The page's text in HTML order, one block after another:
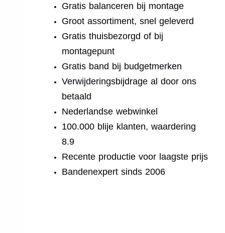
Gratis balanceren bij montage
Groot assortiment, snel geleverd
Gratis thuisbezorgd of bij
montagepunt
Gratis band bij budgetmerken
Verwijderingsbijdrage al door ons
betaald
Nederlandse webwinkel
100.000 blije klanten, waardering
8.9
Recente productie voor laagste prijs
Bandenexpert sinds 2006